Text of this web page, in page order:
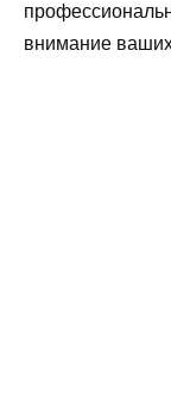
внимание